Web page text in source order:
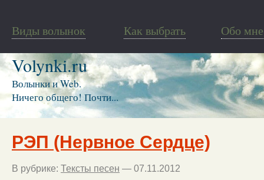
Виды волынок Как выбрать Обо мне
Volynki.ru
Волынки и Web.
Ничего общего! Почти...
РЭП (Нервное Сердце)
В рубрике: Тексты песен — 07.11.2012